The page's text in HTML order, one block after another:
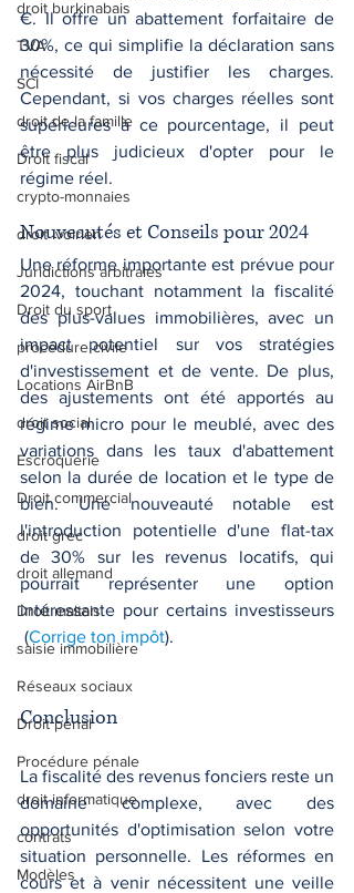
droit burkinabais
TVA
SCI
droit de la famille
Droit fiscal
crypto-monnaies
droit ivoirien
Juridictions arbitrales
Droit du sport
procédure civile
Locations AirBnB
droit social
Escroquerie
Droit commercial
droit grec
droit allemand
Droit maltais
saisie immobilière
Réseaux sociaux
Droit pénal
Procédure pénale
droit informatique
contrats
Modèles
€. Il offre un abattement forfaitaire de
30%, ce qui simplifie la déclaration sans
nécessité de justifier les charges.
Cependant, si vos charges réelles sont
supérieures à ce pourcentage, il peut
être plus judicieux d'opter pour le
régime réel.
Nouveautés et Conseils pour 2024
Une réforme importante est prévue pour
2024, touchant notamment la fiscalité
des plus-values immobilières, avec un
impact potentiel sur vos stratégies
d'investissement et de vente. De plus,
des ajustements ont été apportés au
régime micro pour le meublé, avec des
variations dans les taux d'abattement
selon la durée de location et le type de
bien. Une nouveauté notable est
l'introduction potentielle d'une flat-tax
de 30% sur les revenus locatifs, qui
pourrait représenter une option
intéressante pour certains investisseurs​
(Corrige ton impôt)​.
Conclusion
La fiscalité des revenus fonciers reste un
domaine complexe, avec des
opportunités d'optimisation selon votre
situation personnelle. Les réformes en
cours et à venir nécessitent une veille